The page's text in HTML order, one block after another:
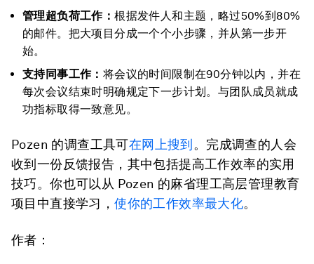
管理超负荷工作：根据发件人和主题，略过50%到80%
的邮件。把大项目分成一个个小步骤，并从第一步开
始。
支持同事工作： 将会议的时间限制在90分钟以内，并在
每次会议结束时明确规定下一步计划。与团队成员就成
功指标取得一致意见。
Pozen 的调查工具可在网上搜到 。完成调查的人会
收到一份反馈报告，其中包括提高工作效率的实用
技巧。你也可以从 Pozen 的麻省理工高层管理教育
项目中直接学习，使你的工作效率最大化。
作者：